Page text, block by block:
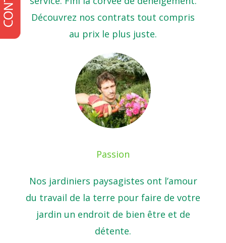
Découvrez nos contrats tout compris
au prix le plus juste.
Passion
Nos jardiniers paysagistes ont l’amour
du travail de la terre pour faire de votre
jardin un endroit de bien être et de
détente.